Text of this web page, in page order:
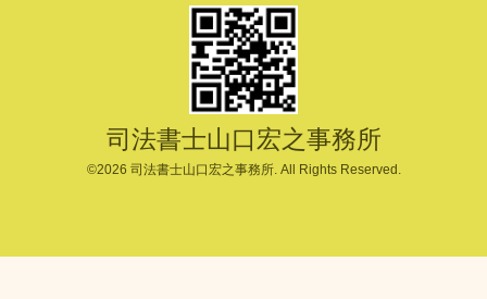
司法書士山口宏之事務所
©2026 司法書士山口宏之事務所. All Rights Reserved.